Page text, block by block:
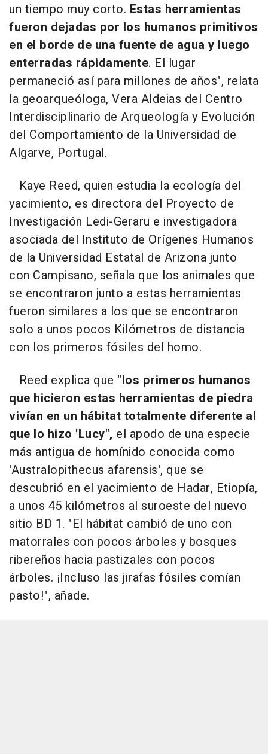
un tiempo muy corto. Estas herramientas
fueron dejadas por los humanos primitivos
en el borde de una fuente de agua y luego
enterradas rápidamente. El lugar
permaneció así para millones de años", relata
la geoarqueóloga, Vera Aldeias del Centro
Interdisciplinario de Arqueología y Evolución
del Comportamiento de la Universidad de
Algarve, Portugal.
Kaye Reed, quien estudia la ecología del
yacimiento, es directora del Proyecto de
Investigación Ledi-Geraru e investigadora
asociada del Instituto de Orígenes Humanos
de la Universidad Estatal de Arizona junto
con Campisano, señala que los animales que
se encontraron junto a estas herramientas
fueron similares a los que se encontraron
solo a unos pocos Kilómetros de distancia
con los primeros fósiles del homo.
Reed explica que "los primeros humanos
que hicieron estas herramientas de piedra
vivían en un hábitat totalmente diferente al
que lo hizo 'Lucy", el apodo de una especie
más antigua de homínido conocida como
'Australopithecus afarensis', que se
descubrió en el yacimiento de Hadar, Etiopía,
a unos 45 kilómetros al suroeste del nuevo
sitio BD 1. "El hábitat cambió de uno con
matorrales con pocos árboles y bosques
ribereños hacia pastizales con pocos
árboles. ¡Incluso las jirafas fósiles comían
pasto!", añade.